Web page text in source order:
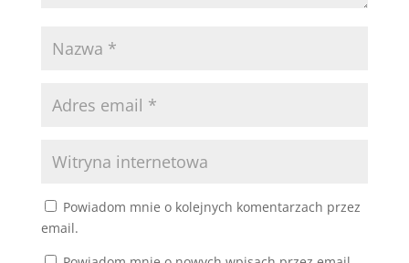
Powiadom mnie o kolejnych komentarzach przez
email.